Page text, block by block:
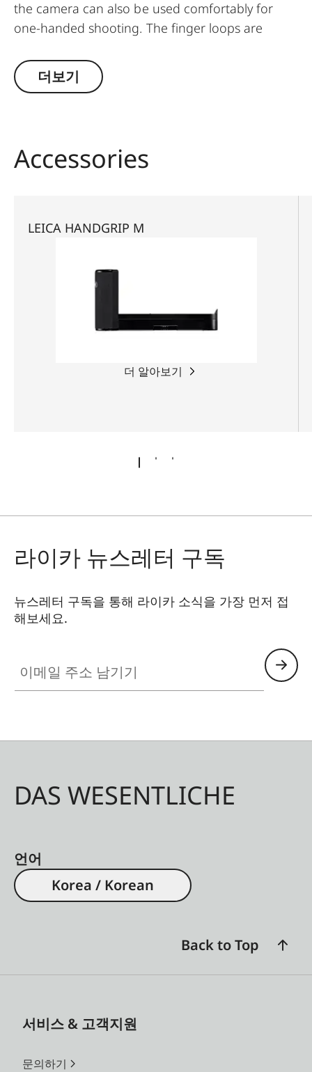
the camera can also be used comfortably for
one-handed shooting. The finger loops are
더보기
Accessories
LEICA HANDGRIP M
더 알아보기
라이카 뉴스레터 구독
뉴스레터 구독을 통해 라이카 소식을 가장 먼저 접
해보세요.
DAS WESENTLICHE
언어
Korea / Korean
Back to Top
서비스 & 고객지원
문의하기